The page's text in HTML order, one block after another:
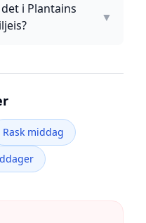
i Plantains
▼
Rask middag